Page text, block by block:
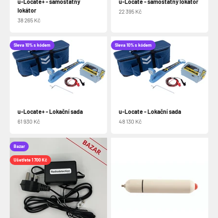
u-Locate+ - samostatný
lokátor
Prodejní cena
38 265 Kč
u-Locate - samostatný lokátor
Prodejní cena
22 395 Kč
Sleva 10% s kódem
u-Locate+ - Lokační sada
Prodejní cena
61 930 Kč
Sleva 10% s kódem
u-Locate - Lokační sada
Prodejní cena
48 130 Kč
Bazar
Ušetřete 1 700 Kč